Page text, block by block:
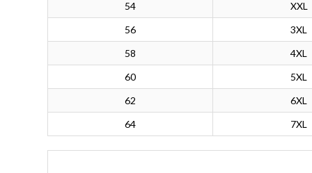
54
XXL
56
3XL
58
4XL
60
5XL
62
6XL
64
7XL